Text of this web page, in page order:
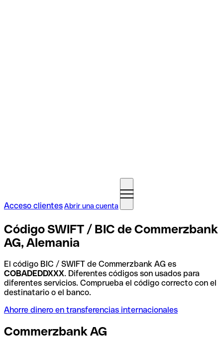
Acceso clientesAbrir una cuenta
Código SWIFT / BIC de Commerzbank
AG, Alemania
El código BIC / SWIFT de Commerzbank AG es
COBADEDDXXX. Diferentes códigos son usados para
diferentes servicios. Comprueba el código correcto con el
destinatario o el banco.
Ahorre dinero en transferencias internacionales
Commerzbank AG